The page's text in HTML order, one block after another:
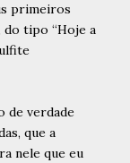
primeiros
tipo “Hoje a
de verdade
que a
nele que eu